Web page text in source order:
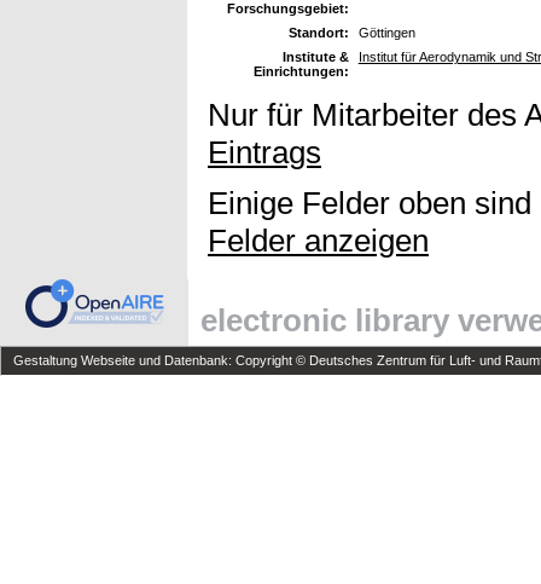
Forschungsgebiet:
Standort:
Göttingen
Institute &
Einrichtungen:
Institut für Aerodynamik und
Nur für Mitarbeiter des
Eintrags
Einige Felder oben
Felder anzeigen
electronic library
Gestaltung Webseite und Datenbank: Copyright © Deutsches Zentrum für Luft- und